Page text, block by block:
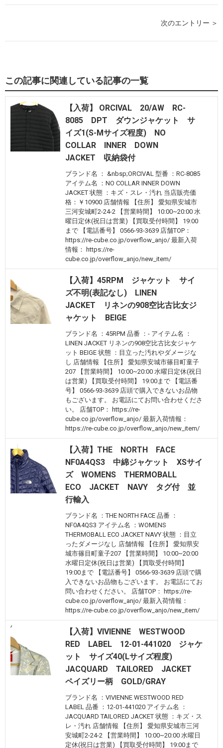
次のエントリー ＞
この記事に関連している記事の一覧
【入荷】 ORCIVAL 20/AW RC-
8085 DPT ダウンジャケット サ
イズ1(S-Mサイズ程度) NO
COLLAR INNER DOWN
JACKET 収納袋付
ブランド名 ： &nbsp;ORCIVAL 型番 ：RC-8085
アイテム名 ：NO COLLAR INNER DOWN
JACKET 状態 ：キズ・スレ・汚れ 当店販売価
格：￥10900 店舗情報 【住所】 愛知県安城市
三河安城町2-24-2 【営業時間】 10:00~20:00 水
曜日定休(祝日は営業) 【買取受付時間】 19:00
まで 【電話番号】 0566-93-3639 店舗TOP：
https://re-cube.co.jp/overflow_anjo/ 最新入荷
情報： https://re-
cube.co.jp/overflow_anjo/new_item/
【入荷】45RPM ジャケット サイ
ズ不明(表記なし) LINEN
JACKET リネンの908空比古比女ジ
ャケット BEIGE
ブランド名 ：45RPM 品番 ：- アイテム名 ：
LINEN JACKET リネンの908空比古比女ジャケ
ット BEIGE 状態 ：目立った汚れやダメージな
し 店舗情報 【住所】 愛知県安城市篠目町童子
207 【営業時間】 10:00~20:00 水曜日定休(祝日
は営業) 【買取受付時間】 19:00まで 【電話番
号】 0566-93-3639 店頭で購入できないお品物
もございます。 お電話にてお問い合わせくださ
い。 店舗TOP： https://re-
cube.co.jp/overflow_anjo/ 最新入荷情報：
https://re-cube.co.jp/overflow_anjo/new_item/
【入荷】THE NORTH FACE
NF0A4QS3 中綿ジャケット XSサイ
ズ WOMENS THERMOBALL
ECO JACKET NAVY タグ付 並
行輸入
ブランド名 ：THE NORTH FACE 品番 ：
NF0A4QS3 アイテム名 ：WOMENS
THERMOBALL ECO JACKET NAVY 状態 ：目立
ったダメージなし 店舗情報 【住所】 愛知県安
城市篠目町童子207 【営業時間】 10:00~20:00
水曜日定休(祝日は営業) 【買取受付時間】
19:00まで 【電話番号】 0566-93-3639 店頭で購
入できないお品物もございます。 お電話にてお
問い合わせください。 店舗TOP： https://re-
cube.co.jp/overflow_anjo/ 最新入荷情報：
https://re-cube.co.jp/overflow_anjo/new_item/
【入荷】VIVIENNE WESTWOOD
RED LABEL 12-01-441020 ジャケ
ット サイズ40(Lサイズ程度)
JACQUARD TAILORED JACKET
ペイズリー柄 GOLD/GRAY
ブランド名 ：VIVIENNE WESTWOOD RED
LABEL 品番 ：12-01-441020 アイテム名 ：
JACQUARD TAILORED JACKET 状態 ：キズ・ス
レ・汚れ 店舗情報 【住所】 愛知県安城市三河
安城町2-24-2 【営業時間】 10:00~20:00 水曜日
定休(祝日は営業) 【買取受付時間】 19:00まで